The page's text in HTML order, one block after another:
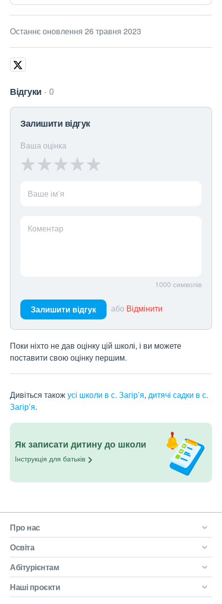
Останнє оновлення 26 травня 2023
Відгуки 0
Залишити відгук
Ваша оцінка
Ваше ім’я
Коментар
1000 символів
Залишити відгук або Відмінити
Поки ніхто не дав оцінку цій школі, і ви можете
поставити свою оцінку першим.
Дивіться такожусі школи в с. Загір’я, дитячі садки в с.
Загір’я.
Як записати дитину до школи
Інструкція для батьків
Про нас
Освіта
Абітурієнтам
Наші проєкти